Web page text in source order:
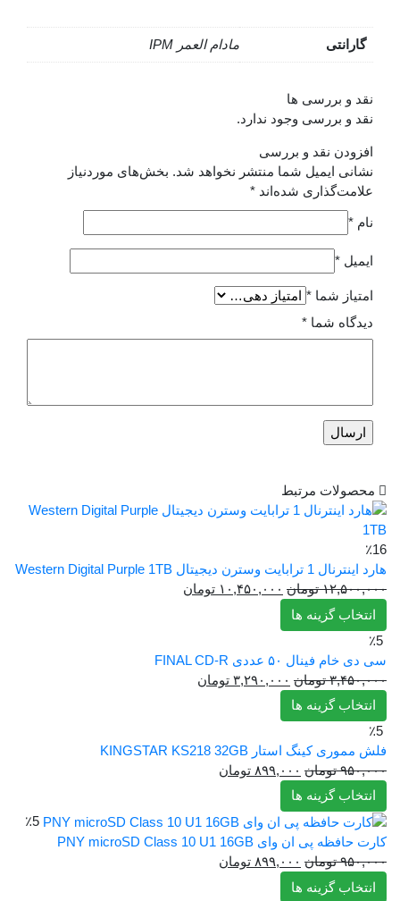
گارانتی مادام العمر IPM
نقد و بررسی ها
نقد و بررسی وجود ندارد.
افزودن نقد و بررسی
نشانی ایمیل شما منتشر نخواهد شد. بخش‌های موردنیاز
علامت‌گذاری شده‌اند*
نام*
ایمیل*
امتیاز شما*
دیدگاه شما*
محصولات مرتبط
٪16
هارد اینترنال 1 ترابایت وسترن دیجیتال Western Digital Purple 1TB
۱۲,۵۰۰,۰۰۰ تومانقیمت
اصلی:
۱۰,۴۵۰,۰۰۰ تومانقیمت
انتخاب گزینه ها
٪5
سی دی خام فینال ۵۰ عددی FINAL CD-R
۳,۴۵۰,۰۰۰ تومانقیمت
اصلی:
۳,۲۹۰,۰۰۰ تومانقیمت
انتخاب گزینه ها
٪5
فلش مموری کینگ استار KINGSTAR KS218 32GB
۹۵۰,۰۰۰ تومانقیمت
اصلی:
بود.
۸۹۹,۰۰۰ تومانقیمت
انتخاب گزینه ها
٪5
کارت حافظه پی ان وای PNY microSD Class 10 U1 16GB
۹۵۰,۰۰۰ تومانقیمت
اصلی:
۸۹۹,۰۰۰ تومانقیمت
انتخاب گزینه ها